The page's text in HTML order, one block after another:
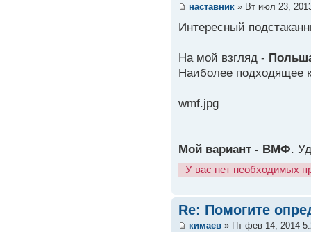
наставник » Вт июл 23,
Интересный
На мой взгляд -
Наиболее подходящее
wmf.jpg
Мой вариант - ВМФ.
У вас нет необходимых
Re: Помогите
кимаев » Пт фев 14, 2014